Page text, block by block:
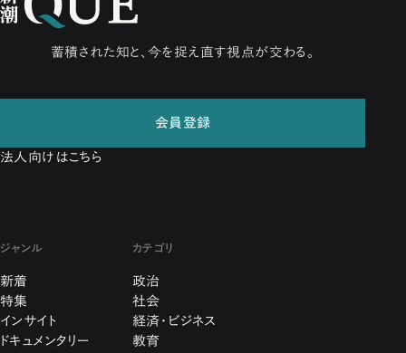
蓄積された知と、今を捉え直す視点が交わる。
会員登録
法人向けはこちら
ジャンル
新着
特集
インサイト
ドキュメンタリー
カテゴリ
政治
社会
経済・ビジネス
教育